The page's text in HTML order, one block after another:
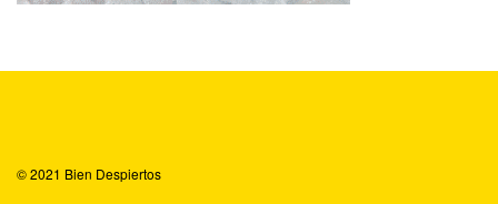
© 2021 Bien Despiertos